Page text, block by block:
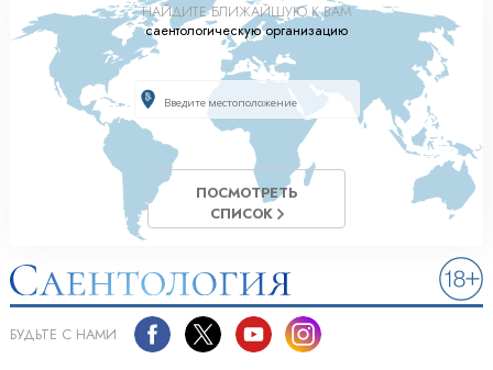
НАЙДИТЕ БЛИЖАЙШУЮ К ВАМ
саентологическую организацию
ПОСМОТРЕТЬ
СПИСОК
БУДЬТЕ С НАМИ